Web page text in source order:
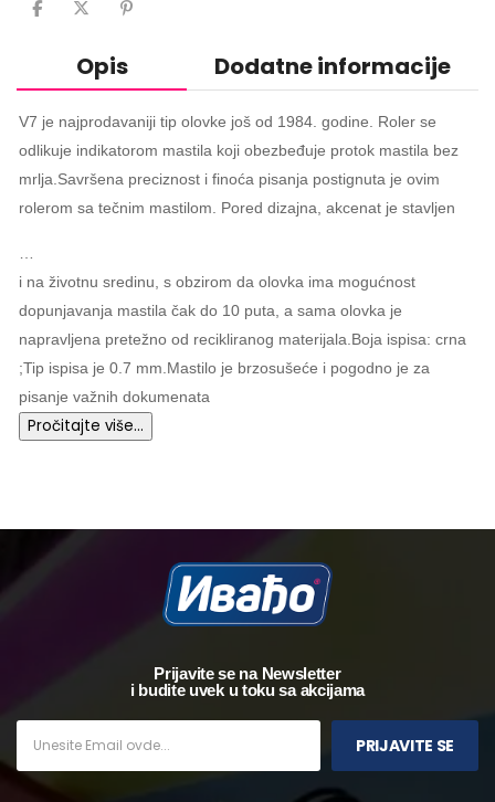
Opis Dodatne informacije
V7 je najprodavaniji tip olovke još od 1984. godine. Roler se
odlikuje indikatorom mastila koji obezbeđuje protok mastila bez
mrlja.Savršena preciznost i finoća pisanja postignuta je ovim
rolerom sa tečnim mastilom. Pored dizajna, akcenat je stavljen
i na životnu sredinu, s obzirom da olovka ima mogućnost
dopunjavanja mastila čak do 10 puta, a sama olovka je
napravljena pretežno od recikliranog materijala.Boja ispisa: crna
;Tip ispisa je 0.7 mm.Mastilo je brzosušeće i pogodno je za
pisanje važnih dokumenata
Pročitajte više…
Prijavite se na Newsletter
i budite uvek u toku sa akcijama
PRIJAVITE SE